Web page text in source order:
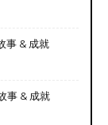
事 & 成就
事 & 成就